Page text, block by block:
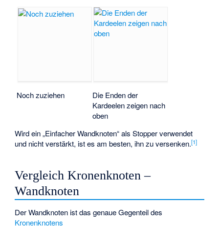
Noch zuziehen
Die Enden der
Kardeelen zeigen nach
oben
Wird ein „Einfacher Wandknoten“ als Stopper verwendet
und nicht verstärkt, ist es am besten, ihn zu versenken.[1]
Vergleich Kronenknoten –
Wandknoten
Der Wandknoten ist das genaue Gegenteil des
Kronenknotens